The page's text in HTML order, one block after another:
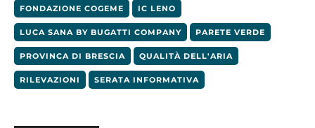
FONDAZIONE COGEME IC LENO
LUCA SANA BY BUGATTI COMPANY PARETE VERDE
PROVINCA DI BRESCIA QUALITÀ DELL'ARIA
RILEVAZIONI SERATA INFORMATIVA